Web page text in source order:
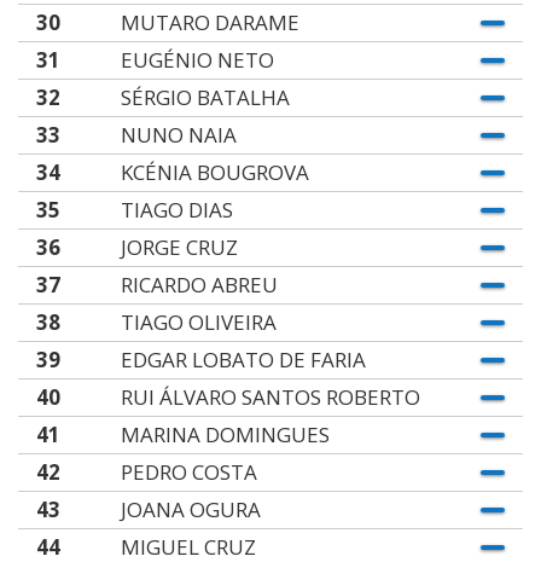
30
MUTARO DARAME
31
EUGÉNIO NETO
32
SÉRGIO BATALHA
33
NUNO NAIA
34
KCÉNIA BOUGROVA
35
TIAGO DIAS
36
JORGE CRUZ
37
RICARDO ABREU
38
TIAGO OLIVEIRA
39
EDGAR LOBATO DE FARIA
40
RUI ÁLVARO SANTOS ROBERTO
41
MARINA DOMINGUES
42
PEDRO COSTA
43
JOANA OGURA
44
MIGUEL CRUZ